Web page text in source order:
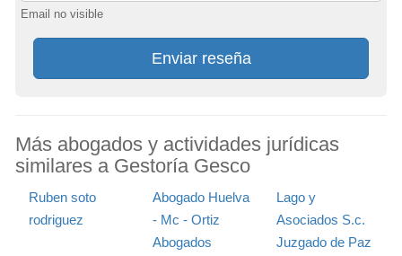
Email no visible
Enviar reseña
Más abogados y actividades jurídicas
similares a Gestoría Gesco
Ruben soto
rodriguez
Abogado Huelva
- Mc - Ortiz
Abogados
Lago y
Asociados S.c.
Juzgado de Paz